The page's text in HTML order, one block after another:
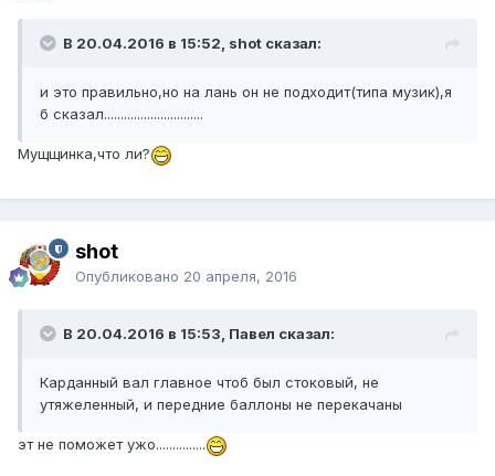
В 20.04.2016 в 15:52, shot сказал:
и это правильно,но на лань он не подходит(типа музик),я
б сказал..............................
Мущщинка,что ли?
shot
Опубликовано 20 апреля, 2016
В 20.04.2016 в 15:53, Павел сказал:
Карданный вал главное чтоб был стоковый, не
утяжеленный, и передние баллоны не перекачаны
эт не поможет ужо...............